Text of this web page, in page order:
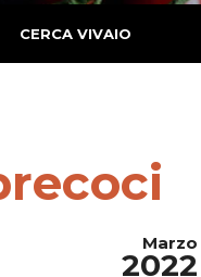
CERCA VIVAIO
Marzo
2022